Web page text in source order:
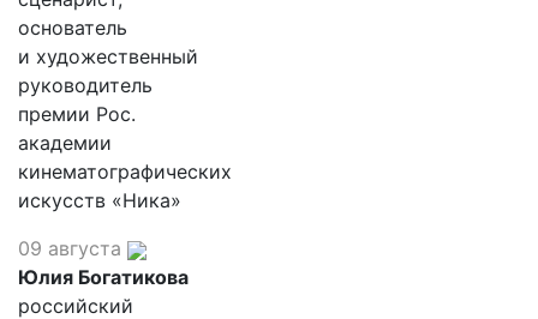
основатель
и художественный
руководитель
премии Рос.
академии
кинематографических
искусств «Ника»
09 августа
Юлия Богатикова
российский